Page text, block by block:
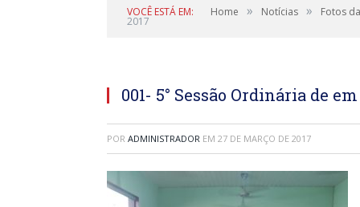
VOCÊ ESTÁ EM: Home » Notícias » Fotos
2017
001- 5° Sessão Ordinária de
POR ADMINISTRADOR EM 27 DE MARÇO DE 2017